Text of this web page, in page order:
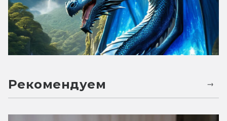
Рекомендуем